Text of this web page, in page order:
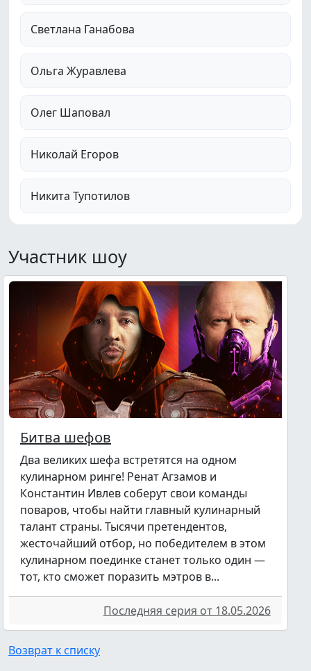
Светлана Ганабова
Ольга Журавлева
Олег Шаповал
Николай Егоров
Никита Тупотилов
Участник шоу
Битва шефов
Два великих шефа встретятся на одном
кулинарном ринге! Ренат Агзамов и
Константин Ивлев соберут свои команды
поваров, чтобы найти главный кулинарный
талант страны. Тысячи претендентов,
жесточайший отбор, но победителем в этом
кулинарном поединке станет только один —
тот, кто сможет поразить мэтров в...
Последняя серия от 18.05.2026
Возврат к списку